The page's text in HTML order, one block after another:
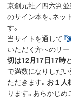
京創元社／四六判並
のサイン本を、ネッ
す。
当サイトを通して『
いただく方へのサ
切は12月17日17時
で満数になりしだ
ただきます。 お１人
ります。あらかじめ